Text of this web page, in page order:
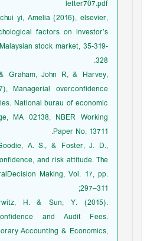
letter707.pdf
yi, Amelia (2016), elsevier,
factors on investor’s
stock market, 35-319-
328.
Graham, John R, & Harvey,
Managerial overconfidence
National burau of economic
MA 02138, NBER Working
Paper No. 13711.
A. S., & Foster, J. D.,
and risk attitude. The
Making, Vol. 17, pp.
297–311;
H. & Sun, Y. (2015).
and Audit Fees.
Accounting & Economics,